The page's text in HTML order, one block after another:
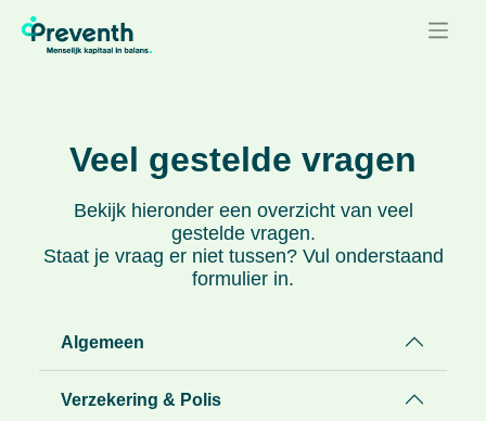
Veel gestelde vragen
Bekijk hieronder een overzicht van veel
gestelde vragen.
Staat je vraag er niet tussen? Vul onderstaand
formulier in.
Algemeen
Verzekering & Polis